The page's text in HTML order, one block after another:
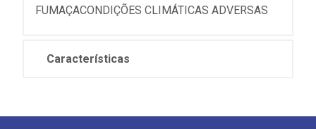
FUMAÇACONDIÇÕES CLIMÁTICAS ADVERSAS
Características